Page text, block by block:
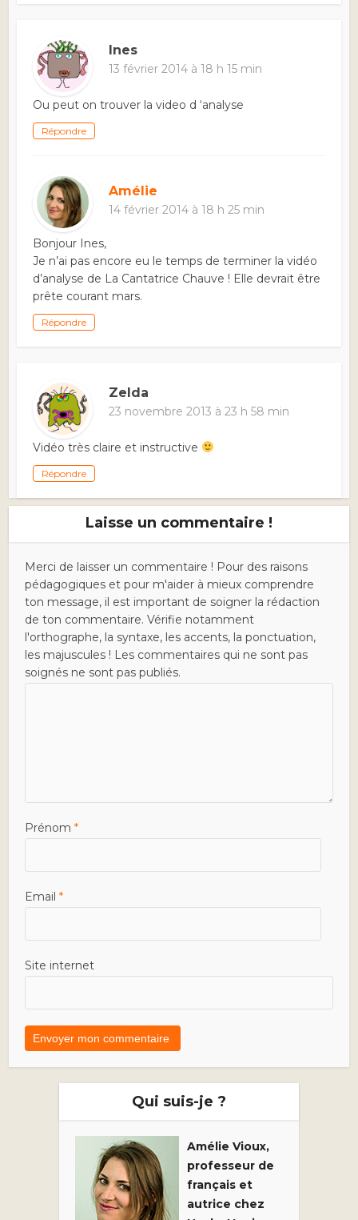
Ines
13 février 2014 à 18 h 15 min
Ou peut on trouver la video d ‘analyse
Répondre
Amélie
14 février 2014 à 18 h 25 min
Bonjour Ines,
Je n’ai pas encore eu le temps de terminer la vidéo
d’analyse de La Cantatrice Chauve ! Elle devrait être
prête courant mars.
Répondre
Zelda
23 novembre 2013 à 23 h 58 min
Vidéo très claire et instructive
Répondre
Laisse un commentaire !
Merci de laisser un commentaire ! Pour des raisons
pédagogiques et pour m'aider à mieux comprendre
ton message, il est important de soigner la rédaction
de ton commentaire. Vérifie notamment
l'orthographe, la syntaxe, les accents, la ponctuation,
les majuscules ! Les commentaires qui ne sont pas
soignés ne sont pas publiés.
Prénom*
Email*
Site internet
Qui suis-je ?
Amélie Vioux,
professeur de
français et
autrice chez